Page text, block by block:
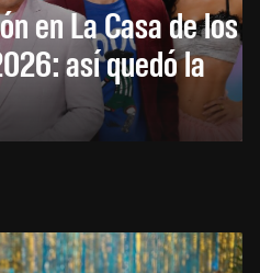
en La Casa de los
así quedó la